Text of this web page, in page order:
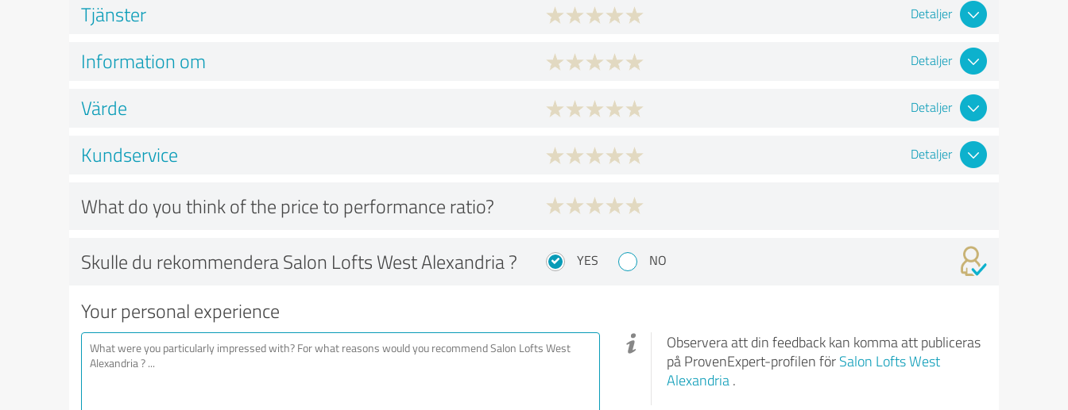
Tjänster Detaljer
Information om Detaljer
Värde Detaljer
Kundservice Detaljer
What do you think of the price to performance ratio?
Skulle du rekommendera Salon Lofts West Alexandria ? YES NO
Your personal experience
Observera att din feedback kan komma att publiceras
på ProvenExpert-profilen för Salon Lofts West
Alexandria.